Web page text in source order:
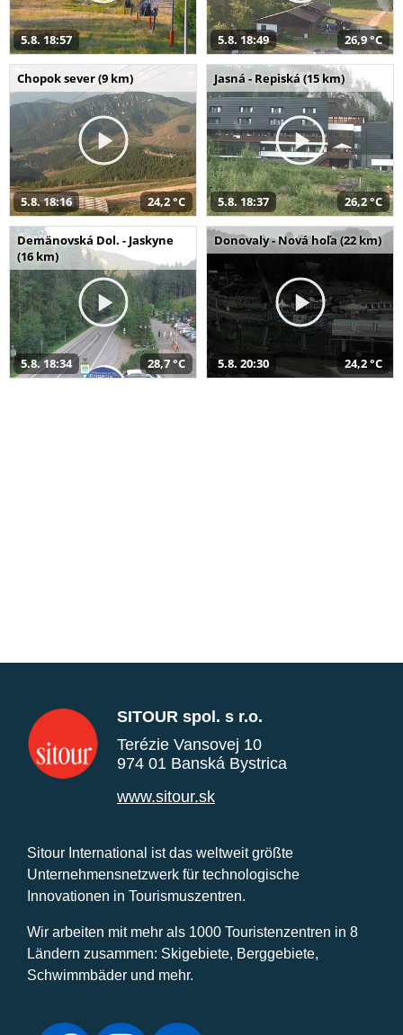
5.8. 18:57 5.8. 18:49 26,9 °C
Chopok sever (9 km)
5.8. 18:16 24,2 °C
Jasná - Repiská (15 km)
5.8. 18:37 26,2 °C
Demänovská Dol. - Jaskyne
(16 km)
5.8. 18:34 28,7 °C
Donovaly - Nová hoľa (22 km)
5.8. 20:30 24,2 °C
SITOUR spol. s r.o.
Terézie Vansovej 10
974 01 Banská Bystrica
www.sitour.sk
Sitour International ist das weltweit größte
Unternehmensnetzwerk für technologische
Innovationen in Tourismuszentren.
Wir arbeiten mit mehr als 1000 Touristenzentren in 8
Ländern zusammen: Skigebiete, Berggebiete,
Schwimmbäder und mehr.